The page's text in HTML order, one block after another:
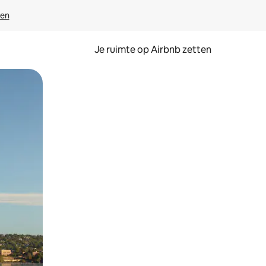
Je ruimte op Airbnb zetten
of swipen.